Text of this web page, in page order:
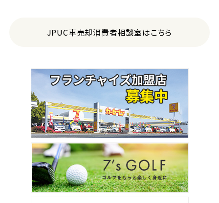
JPUC車売却消費者相談室はこちら